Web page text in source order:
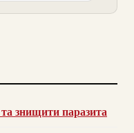
знищити паразита